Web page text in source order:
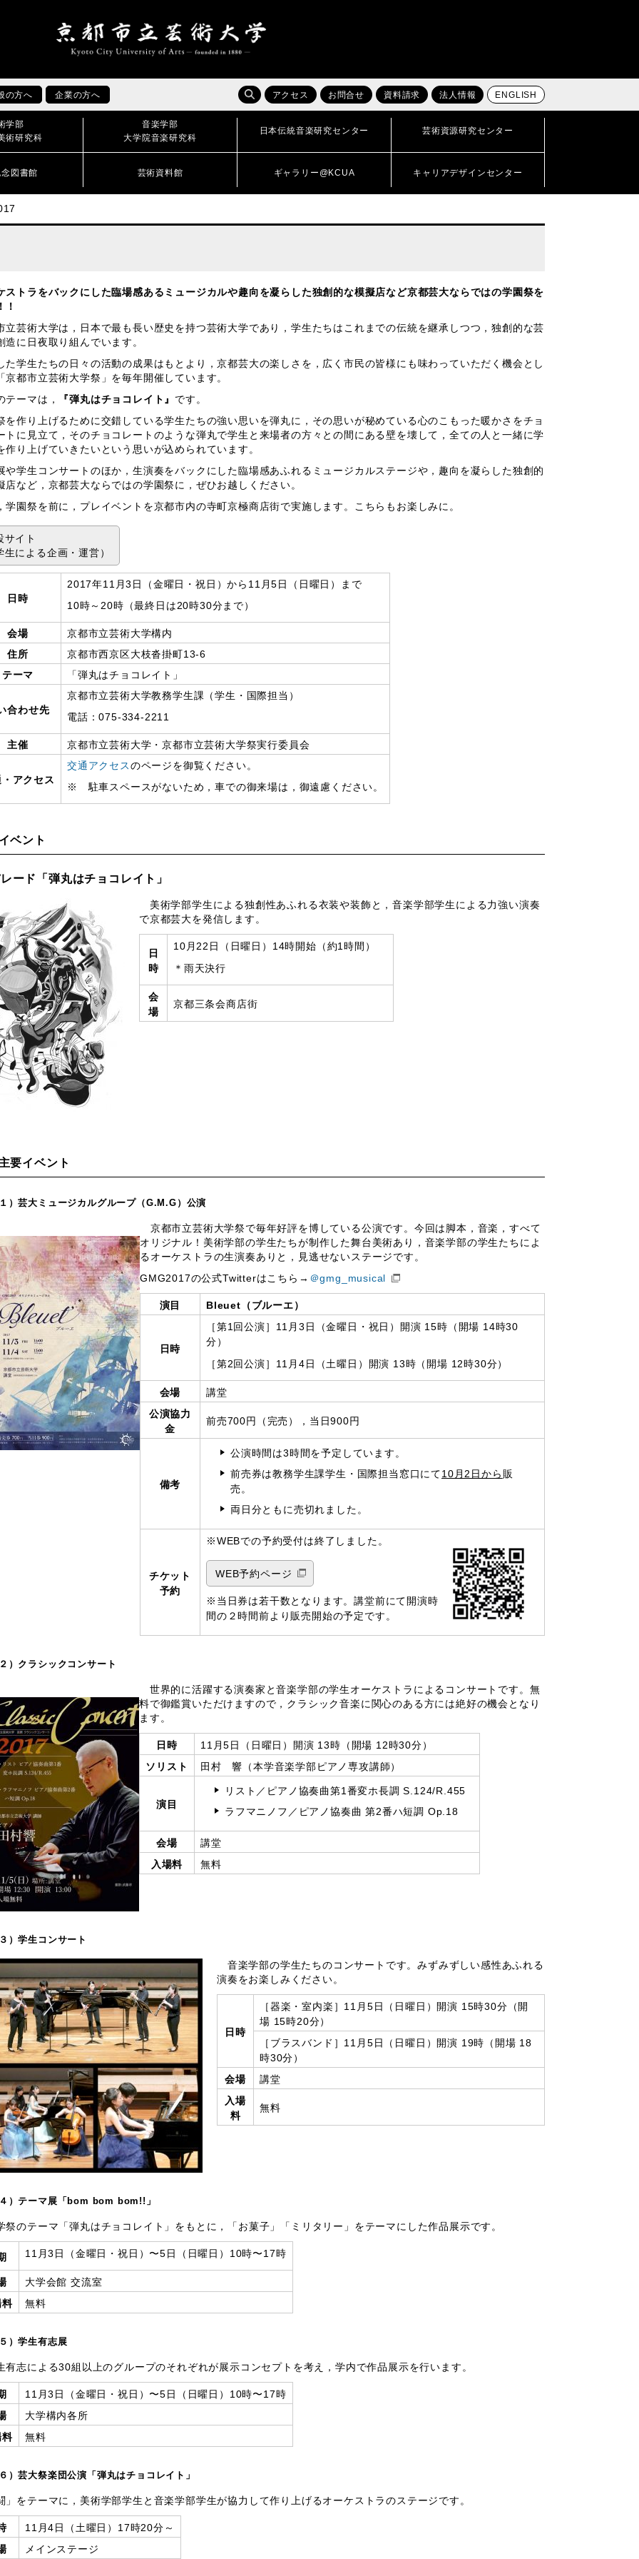
の方へ 企業の方へ アクセス お問合せ 資料請求 法人情報 ENGLISH
学部
術研究科
音楽学部
大学院音楽研究科
日本伝統音楽研究センター 芸術資源研究センター
図書館 芸術資料館 ギャラリー@KCUA キャリアデザインセンター
ストラをバックにした臨場感あるミュージカルや趣向を凝らした独創的な模擬店など京都芸大ならではの学園祭を
！
立芸術大学は，日本で最も長い歴史を持つ芸術大学であり，学生たちはこれまでの伝統を継承しつつ，独創的な芸
造に日夜取り組んでいます。
た学生たちの日々の活動の成果はもとより，京都芸大の楽しさを，広く市民の皆様にも味わっていただく機会とし
京都市立芸術大学祭」を毎年開催しています。
テーマは，
『弾丸はチョコレイト』 です。
を作り上げるために交錯している学生たちの強い思いを弾丸に，その思いが秘めている心のこもった暖かさをチョ
トに見立て，そのチョコレートのような弾丸で学生と来場者の方々との間にある壁を壊して，全ての人と一緒に学
作り上げていきたいという思いが込められています。
や学生コンサートのほか，生演奏をバックにした臨場感あふれるミュージカルステージや，趣向を凝らした独創的
店など，京都芸大ならではの学園祭に，ぜひお越しください。
学園祭を前に，プレイベントを京都市内の寺町京極商店街で実施します。こちらもお楽しみに。
サイト
生による企画・運営）
日時
2017年11月3日（金曜日・祝日）から11月5日（日曜日）まで
10時～20時（最終日は20時30分まで）
会場
京都市立芸術大学構内
住所
京都市西京区大枝沓掛町13-6
テーマ
「弾丸はチョコレイト」
合わせ先
京都市立芸術大学教務学生課（学生・国際担当）
電話：075-334-2211
主催 京都市立芸術大学・京都市立芸術大学祭実行委員会
アクセス
交通アクセス のページを御覧ください。
※ 駐車スペースがないため，車での御来場は，御遠慮ください。
ベント
ード「弾丸はチョコレイト」
美術学部学生による独創性あふれる衣装や装飾と，音楽学部学生による力強い演奏
で京都芸大を発信します。
日
時
10月22日（日曜日）14時開始（約1時間）
＊雨天決行
会
場
京都三条会商店街
要イベント
）芸大ミュージカルグループ（G.M.G）公演
京都市立芸術大学祭で毎年好評を博している公演です。今回は脚本，音楽，すべて
オリジナル！美術学部の学生たちが制作した舞台美術あり，音楽学部の学生たちによ
るオーケストラの生演奏ありと，見逃せないステージです。
GMG2017の公式Twitterはこちら→ ＠gmg_musical
演目 Bleuet（ブルーエ）
日時
［第1回公演］11月3日（金曜日・祝日）開演 15時（開場 14時30
分）
［第2回公演］11月4日（土曜日）開演 13時（開場 12時30分）
会場
講堂
公演協力
金
前売700円（完売），当日900円
備考
公演時間は3時間を予定しています。
前売券は教務学生課学生・国際担当窓口にて10月2日から 販
売。
両日分ともに売切れました。
チケット
予約
※WEBでの予約受付は終了しました。
WEB予約ページ
※当日券は若干数となります。講堂前にて開演時
間の２時間前より販売開始の予定です。
）クラシックコンサート
世界的に活躍する演奏家と音楽学部の学生オーケストラによるコンサートです。無
料で御鑑賞いただけますので，クラシック音楽に関心のある方には絶好の機会となり
ます。
日時
11月5日（日曜日）開演 13時（開場 12時30分）
ソリスト
田村 響（本学音楽学部ピアノ専攻講師）
演目
リスト／ピアノ協奏曲第1番変ホ長調 S.124/R.455
ラフマニノフ／ピアノ協奏曲 第2番ハ短調 Op.18
会場
講堂
入場料
無料
）学生コンサート
音楽学部の学生たちのコンサートです。みずみずしい感性あふれる
演奏をお楽しみください。
日時
［器楽・室内楽］11月5日（日曜日）開演 15時30分（開
場 15時20分）
［ブラスバンド］11月5日（日曜日）開演 19時（開場 18
時30分）
会場
講堂
入場
料
無料
）テーマ展「bom bom bom!!」
のテーマ「弾丸はチョコレイト」をもとに，「お菓子」「ミリタリー」をテーマにした作品展示です。
11月3日（金曜日・祝日）〜5日（日曜日）10時〜17時
大学会館 交流室
料
無料
）学生有志展
志による30組以上のグループのそれぞれが展示コンセプトを考え，学内で作品展示を行います。
11月3日（金曜日・祝日）〜5日（日曜日）10時〜17時
大学構内各所
料
無料
）芸大祭楽団公演「弾丸はチョコレイト」
」をテーマに，美術学部学生と音楽学部学生が協力して作り上げるオーケストラのステージです。
11月4日（土曜日）17時20分～
メインステージ